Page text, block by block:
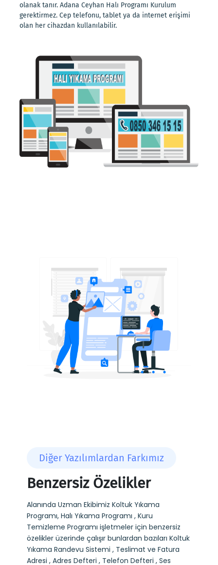
olanak tanır. Adana Ceyhan Halı Programı Kurulum
gerektirmez. Cep telefonu, tablet ya da internet erişimi
olan her cihazdan kullanılabilir.
Diğer Yazılımlardan Farkımız
Benzersiz Özelikler
Alanında Uzman Ekibimiz Koltuk Yıkama
Programı, Halı Yıkama Programı , Kuru
Temizleme Programı işletmeler için benzersiz
özelikler üzerinde çalışır bunlardan bazıları Koltuk
Yıkama Randevu Sistemi , Teslimat ve Fatura
Adresi , Adres Defteri , Telefon Defteri , Ses